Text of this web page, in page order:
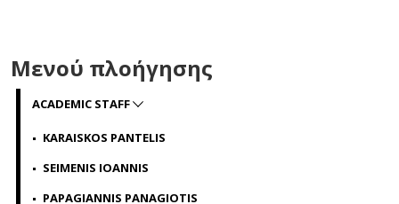
Μενού πλοήγησης
ACADEMIC STAFF
KARAISKOS PANTELIS
SEIMENIS IOANNIS
PAPAGIANNIS PANAGIOTIS